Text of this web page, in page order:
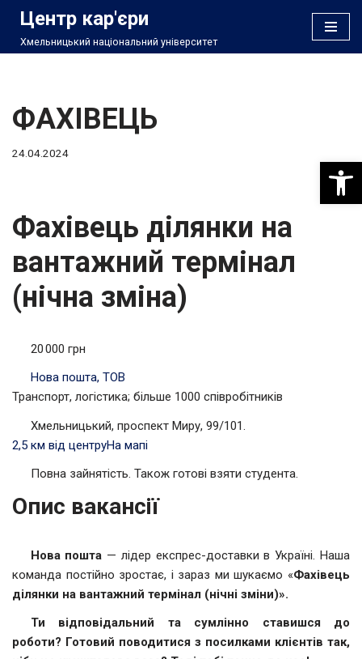
Перейти
Центр кар'єри
Хмельницький національний університет
ФАХІВЕЦЬ
24.04.2024
Фахівець ділянки на
вантажний термінал
(нічна зміна)
20 000 грн
Нова пошта, ТОВ
Транспорт, логістика; більше 1000 співробітників
Хмельницький, проспект Миру, 99/101.
2,5 км від центруНа мапі
Повна зайнятість. Також готові взяти студента.
Опис вакансії
Нова пошта — лідер експрес-доставки в Україні. Наша
команда постійно зростає, і зараз ми шукаємо «Фахівець
ділянки на вантажний термінал (нічні зміни)».
Ти відповідальний та сумлінно ставишся до
роботи? Готовий поводитися з посилками клієнтів так,